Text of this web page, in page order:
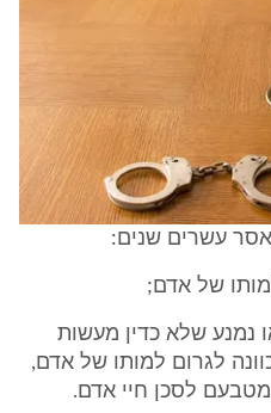
עשרים שנים:
נמנע שלא כדין מעשות
לגרום למותו של אדם,
לסכן חיי אדם.